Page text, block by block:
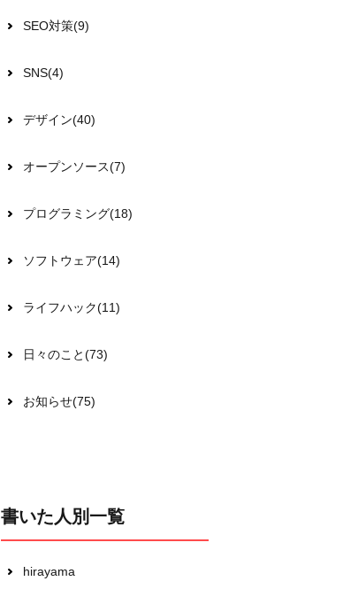
SEO対策(9)
SNS(4)
デザイン(40)
オープンソース(7)
プログラミング(18)
ソフトウェア(14)
ライフハック(11)
日々のこと(73)
お知らせ(75)
書いた人別一覧
hirayama